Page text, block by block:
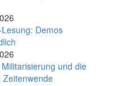
Demos
und die